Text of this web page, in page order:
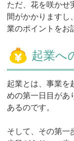
ただ、花を咲かせ
間がかかりますし
業のポイントをお
起業へ
起業とは、事業を
めの第一日目があ
あるのです。
そして、その第一